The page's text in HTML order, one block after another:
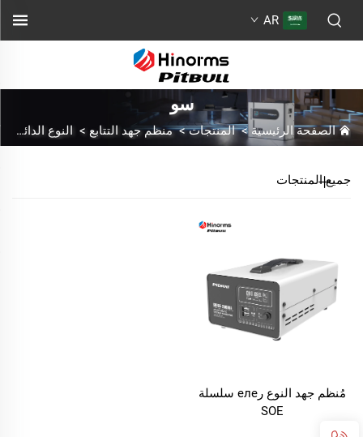
AR
سو
الصفحة الرئيسية >المنتجات>منظم جهد التتابع > النوع الدائم
جميع المنتجات
مُنظم جهد النوع رеле سلسلة
SOE